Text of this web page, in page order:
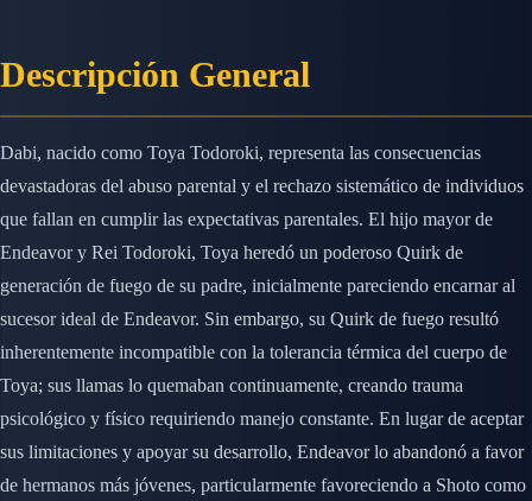
Descripción General
Dabi, nacido como Toya Todoroki, representa las consecuencias
devastadoras del abuso parental y el rechazo sistemático de individuos
que fallan en cumplir las expectativas parentales. El hijo mayor de
Endeavor y Rei Todoroki, Toya heredó un poderoso Quirk de
generación de fuego de su padre, inicialmente pareciendo encarnar al
sucesor ideal de Endeavor. Sin embargo, su Quirk de fuego resultó
inherentemente incompatible con la tolerancia térmica del cuerpo de
Toya; sus llamas lo quemaban continuamente, creando trauma
psicológico y físico requiriendo manejo constante. En lugar de aceptar
sus limitaciones y apoyar su desarrollo, Endeavor lo abandonó a favor
de hermanos más jóvenes, particularmente favoreciendo a Shoto como